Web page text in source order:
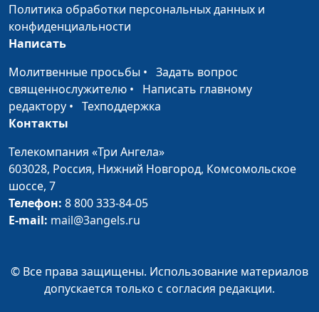
Синдром
эмоционального
консультант
Роль женщины в семье
Перфекционист: когда
всегда недоволен
Существует ли женская
дружба?
психолог, семейный
Политика обработки персональных данных и
конфиденциальности
Написать
Молитвенные просьбы • Задать вопрос
священнослужителю • Написать главному
редактору • Техподдержка
Контакты
Телекомпания «Три Ангела»
603028, Россия, Нижний Новгород, Комсомольское
шоссе, 7
Телефон: 8 800 333-84-05
E-mail: mail@3angels.ru
© Все права защищены. Использование материалов
допускается только с согласия редакции.